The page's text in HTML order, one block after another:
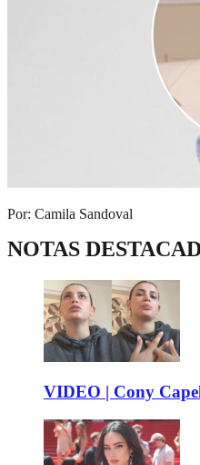
Por: Camila Sandoval
NOTAS
VIDEO | Cony